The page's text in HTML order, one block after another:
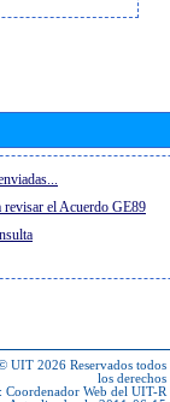
revisar el Acuerdo GE89
UIT 2026 Reservados todos
los derechos
Coordenador Web del UIT-R